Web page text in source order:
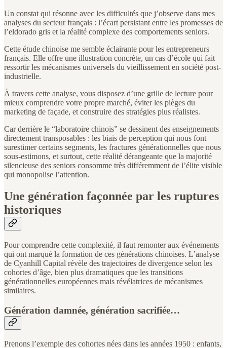
Un constat qui résonne avec les difficultés que j’observe dans mes
analyses du secteur français : l’écart persistant entre les promesses de
l’eldorado gris et la réalité complexe des comportements seniors.
Cette étude chinoise me semble éclairante pour les entrepreneurs
français. Elle offre une illustration concrète, un cas d’école qui fait
ressortir les mécanismes universels du vieillissement en société post-
industrielle.
À travers cette analyse, vous disposez d’une grille de lecture pour
mieux comprendre votre propre marché, éviter les pièges du
marketing de façade, et construire des stratégies plus réalistes.
Car derrière le “laboratoire chinois” se dessinent des enseignements
directement transposables : les biais de perception qui nous font
surestimer certains segments, les fractures générationnelles que nous
sous-estimons, et surtout, cette réalité dérangeante que la majorité
silencieuse des seniors consomme très différemment de l’élite visible
qui monopolise l’attention.
Une génération façonnée par les ruptures
historiques
Pour comprendre cette complexité, il faut remonter aux événements
qui ont marqué la formation de ces générations chinoises. L’analyse
de Cyanhill Capital révèle des trajectoires de divergence selon les
cohortes d’âge, bien plus dramatiques que les transitions
générationnelles européennes mais révélatrices de mécanismes
similaires.
Génération damnée, génération sacrifiée…
Prenons l’exemple des cohortes nées dans les années 1950 : enfants,